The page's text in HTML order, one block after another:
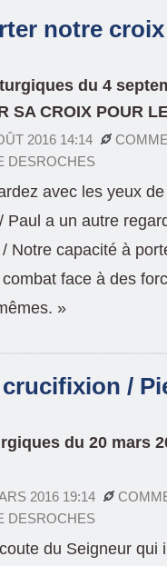
notre
du 4
SA CROIX POUR
2016 14:14
DESROCHES
avec les yeux
Paul a un autre
Notre capacité à
face à des
»
/
du 20 mars
2016 19:14
DESROCHES
du Seigneur qui